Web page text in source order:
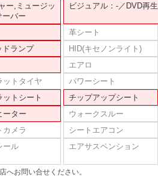
ー,ミュージッ
ーバー
ビジュアル：-／DVD再生
革シート
ドランプ HID(キセノンライト)
エアロ
ットタイヤ パワーシート
ットシート チップアップシート
ーター ウォークスルー
カメラ シートエアコン
ール エアサスペンション
お問い合せください。